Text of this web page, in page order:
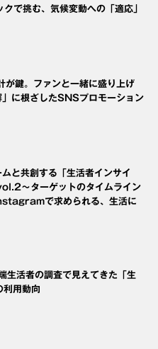
で挑む、気候変動への「適応」
が鍵。ファンと一緒に盛り上げ
」に根ざしたSNSプロモーション
と共創する「生活者インサイ
～ターゲットのタイムライン
で求められる、生活に
生活者の調査で見えてきた「生
用動向